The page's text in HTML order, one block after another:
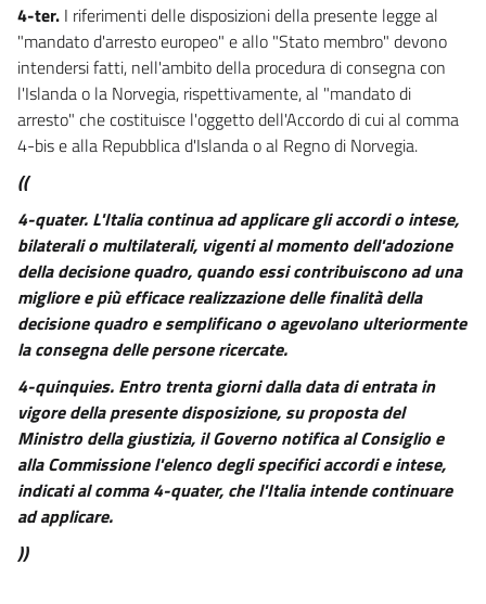
4-ter. I riferimenti delle disposizioni della presente legge al
"mandato d'arresto europeo" e allo "Stato membro" devono
intendersi fatti, nell'ambito della procedura di consegna con
l'Islanda o la Norvegia, rispettivamente, al "mandato di
arresto" che costituisce l'oggetto dell'Accordo di cui al comma
4-bis e alla Repubblica d'Islanda o al Regno di Norvegia.
((
4-quater. L'Italia continua ad applicare gli accordi o intese,
bilaterali o multilaterali, vigenti al momento dell'adozione
della decisione quadro, quando essi contribuiscono ad una
migliore e più efficace realizzazione delle finalità della
decisione quadro e semplificano o agevolano ulteriormente
la consegna delle persone ricercate.
4-quinquies. Entro trenta giorni dalla data di entrata in
vigore della presente disposizione, su proposta del
Ministro della giustizia, il Governo notifica al Consiglio e
alla Commissione l'elenco degli specifici accordi e intese,
indicati al comma 4-quater, che l'Italia intende continuare
ad applicare.
))